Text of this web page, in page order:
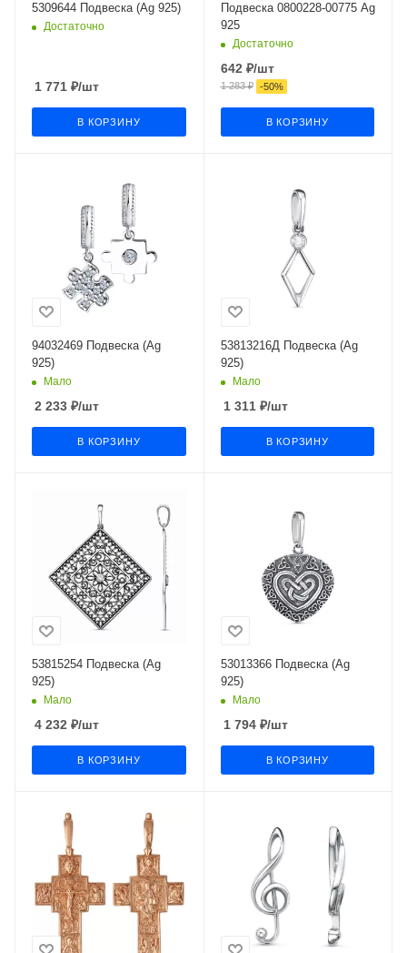
5309644 Подвеска (Ag 925)
Достаточно
1 771 ₽/шт
В КОРЗИНУ
Подвеска 0800228-00775 Ag
925
Достаточно
642 ₽/шт
1 283₽ -50%
В КОРЗИНУ
94032469 Подвеска (Ag
925)
Мало
2 233 ₽/шт
В КОРЗИНУ
53813216Д Подвеска (Ag
925)
Мало
1 311₽/шт
В КОРЗИНУ
53815254 Подвеска (Ag
925)
Мало
4 232 ₽/шт
В КОРЗИНУ
53013366 Подвеска (Ag
925)
Мало
1 794₽/шт
В КОРЗИНУ